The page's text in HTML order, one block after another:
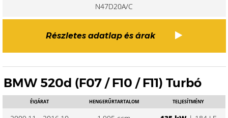
N47D20A/C
Részletes adatlap és árak
BMW 520d (F07 / F10 / F11) Turbó
ÉVJÁRAT HENGERŰRTARTALOM TELJESÍTMÉNY